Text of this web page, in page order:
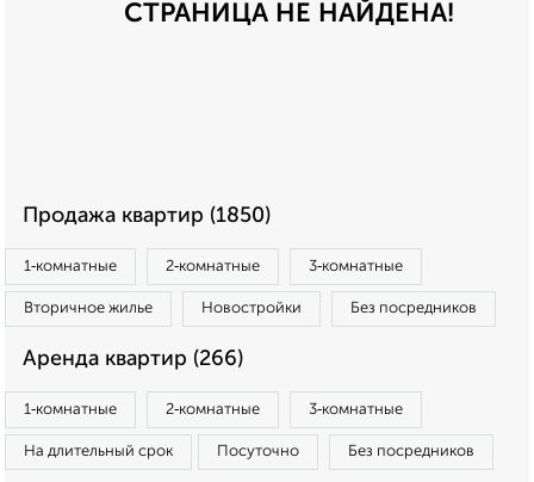
СТРАНИЦА НЕ НАЙДЕНА!
Продажа квартир (1850)
1‑комнатные 2‑комнатные 3‑комнатные
Вторичное жилье Новостройки Без посредников
Аренда квартир (266)
1‑комнатные 2‑комнатные 3‑комнатные
На длительный срок Посуточно Без посредников